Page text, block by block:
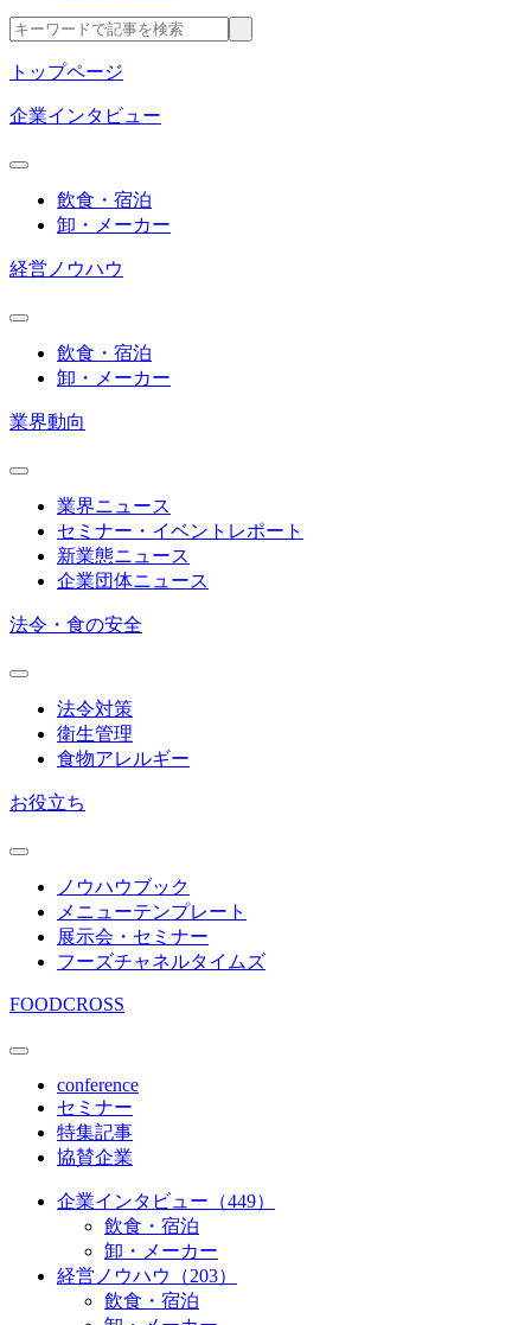
トップページ
企業インタビュー
飲食・宿泊
卸・メーカー
経営ノウハウ
飲食・宿泊
卸・メーカー
業界動向
業界ニュース
セミナー・イベントレポート
新業態ニュース
企業団体ニュース
法令・食の安全
法令対策
衛生管理
食物アレルギー
お役立ち
ノウハウブック
メニューテンプレート
展示会・セミナー
フーズチャネルタイムズ
FOODCROSS
conference
セミナー
特集記事
協賛企業
企業インタビュー（449）
飲食・宿泊
卸・メーカー
経営ノウハウ（203）
飲食・宿泊